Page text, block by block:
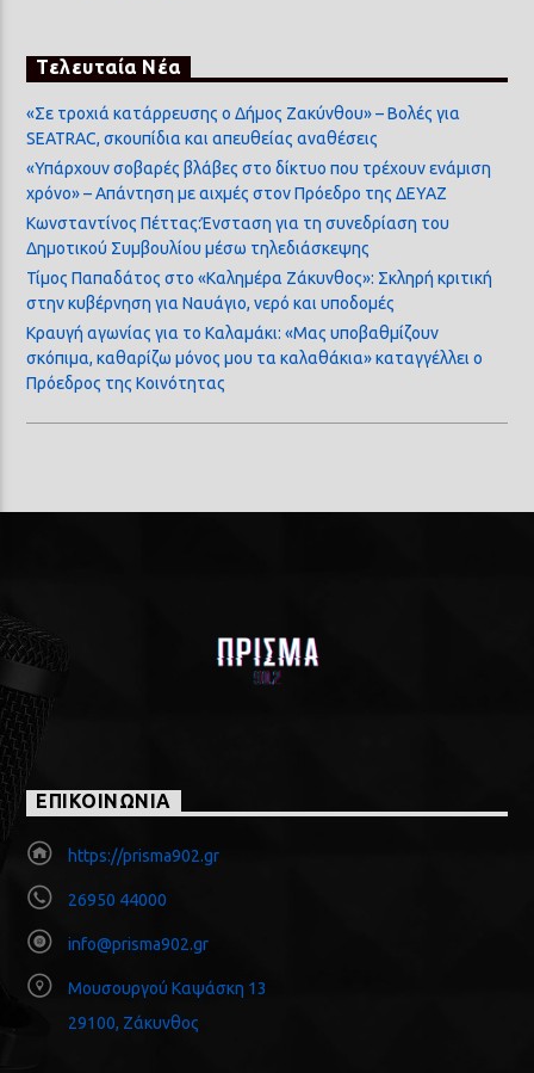
Τελευταία Νέα
«Σε τροχιά κατάρρευσης ο Δήμος Ζακύνθου» – Βολές για
SEATRAC, σκουπίδια και απευθείας αναθέσεις
«Υπάρχουν σοβαρές βλάβες στο δίκτυο που τρέχουν ενάμιση
χρόνο» – Απάντηση με αιχμές στον Πρόεδρο της ΔΕΥΑΖ
Κωνσταντίνος Πέττας:Ένσταση για τη συνεδρίαση του
Δημοτικού Συμβουλίου μέσω τηλεδιάσκεψης
Τίμος Παπαδάτος στο «Καλημέρα Ζάκυνθος»: Σκληρή κριτική
στην κυβέρνηση για Ναυάγιο, νερό και υποδομές
Κραυγή αγωνίας για το Καλαμάκι: «Μας υποβαθμίζουν
σκόπιμα, καθαρίζω μόνος μου τα καλαθάκια» καταγγέλλει ο
Πρόεδρος της Κοινότητας
ΕΠΙΚΟΙΝΩΝΙΑ
https://prisma902.gr
26950 44000
info@prisma902.gr
Μουσουργού Καψάσκη 13
29100, Ζάκυνθος